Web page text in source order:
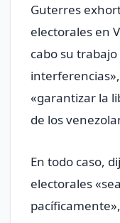
Guterres
electorales en
cabo su
«garantizar la
de los
En todo caso,
electorales